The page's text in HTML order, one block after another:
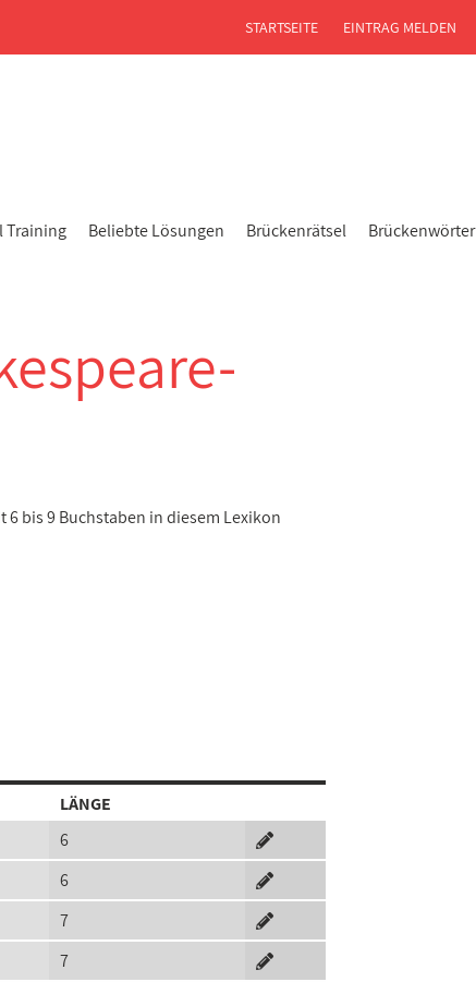
Training Beliebte Lösungen Brückenrätsel Brückenwörter
STARTSEITE EINTRAG MELDEN
6 bis 9 Buchstaben in diesem Lexikon
LÄNGE
6
6
7
7